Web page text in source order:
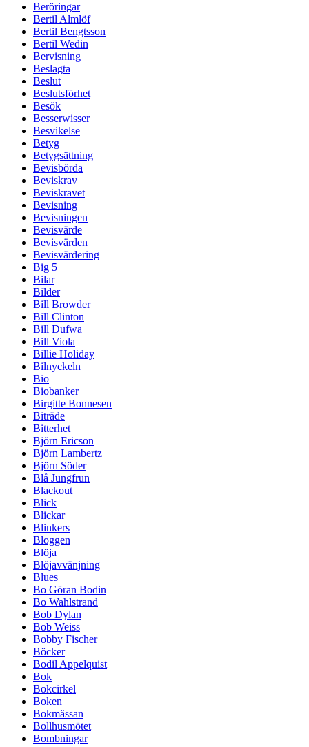
Beröringar
Bertil Almlöf
Bertil Bengtsson
Bertil Wedin
Bervisning
Beslagta
Beslut
Beslutsförhet
Besök
Besserwisser
Besvikelse
Betyg
Betygsättning
Bevisbörda
Beviskrav
Beviskravet
Bevisning
Bevisningen
Bevisvärde
Bevisvärden
Bevisvärdering
Big 5
Bilar
Bilder
Bill Browder
Bill Clinton
Bill Dufwa
Bill Viola
Billie Holiday
Bilnyckeln
Bio
Biobanker
Birgitte Bonnesen
Biträde
Bitterhet
Björn Ericson
Björn Lambertz
Björn Söder
Blå Jungfrun
Blackout
Blick
Blickar
Blinkers
Bloggen
Blöja
Blöjavvänjning
Blues
Bo Göran Bodin
Bo Wahlstrand
Bob Dylan
Bob Weiss
Bobby Fischer
Böcker
Bodil Appelquist
Bok
Bokcirkel
Boken
Bokmässan
Bollhusmötet
Bombningar